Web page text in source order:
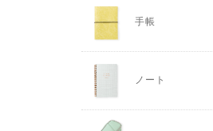
手帳
ノート